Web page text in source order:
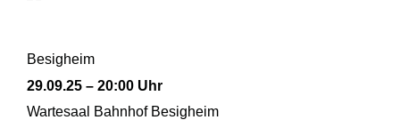
Besigheim
29.09.25 – 20:00 Uhr
Wartesaal Bahnhof Besigheim